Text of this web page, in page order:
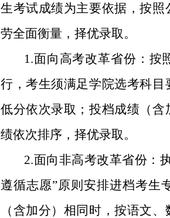
生考试成绩为主要依据，按
劳全面衡量，择优录取。
1.面向高考改革省份：按
行，考生须满足学院选考科
低分依次录取；投档成绩（
绩依次排序，择优录取。
2.面向非高考改革省份：
遵循志愿”原则安排进档考生
（含加分）相同时，按语文